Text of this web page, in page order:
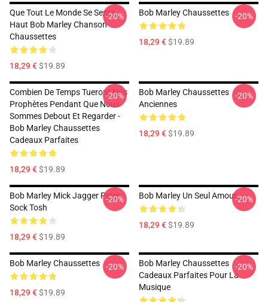
Que Tout Le Monde Se Sente
Haut Bob Marley Chanson
Chaussettes
18,29 €$19.89
-20% Bob Marley Chaussettes
18,29 €$19.89
-20%
Combien De Temps Tueront Nos
Prophètes Pendant Que Nous
Sommes Debout Et Regarder -
Bob Marley Chaussettes
Cadeaux Parfaites
18,29 €$19.89
-20%
Bob Marley Chaussettes
Anciennes
18,29 €$19.89
-20%
Bob Marley Mick Jagger Peter
Sock Tosh
18,29 €$19.89
-20% Bob Marley Un Seul Amour
18,29 €$19.89
-20%
Bob Marley Chaussettes
18,29 €$19.89
-20%
Bob Marley Chaussettes
Cadeaux Parfaites Pour La
Musique
-20%